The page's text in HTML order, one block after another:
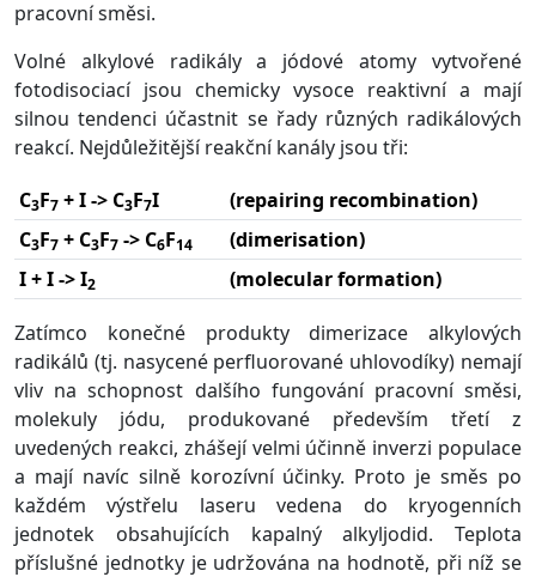
pracovní směsi.
Volné alkylové radikály a jódové atomy vytvořené
fotodisociací jsou chemicky vysoce reaktivní a mají
silnou tendenci účastnit se řady různých radikálových
reakcí. Nejdůležitější reakční kanály jsou tři:
C3F7 + I -> C3F7I
(repairing recombination)
C3F7 + C3F7 -> C6F14
(dimerisation)
I + I -> I2 (molecular formation)
Zatímco konečné produkty dimerizace alkylových
radikálů (tj. nasycené perfluorované uhlovodíky) nemají
vliv na schopnost dalšího fungování pracovní směsi,
molekuly jódu, produkované především třetí z
uvedených reakci, zhášejí velmi účinně inverzi populace
a mají navíc silně korozívní účinky. Proto je směs po
každém výstřelu laseru vedena do kryogenních
jednotek obsahujících kapalný alkyljodid. Teplota
příslušné jednotky je udržována na hodnotě, při níž se